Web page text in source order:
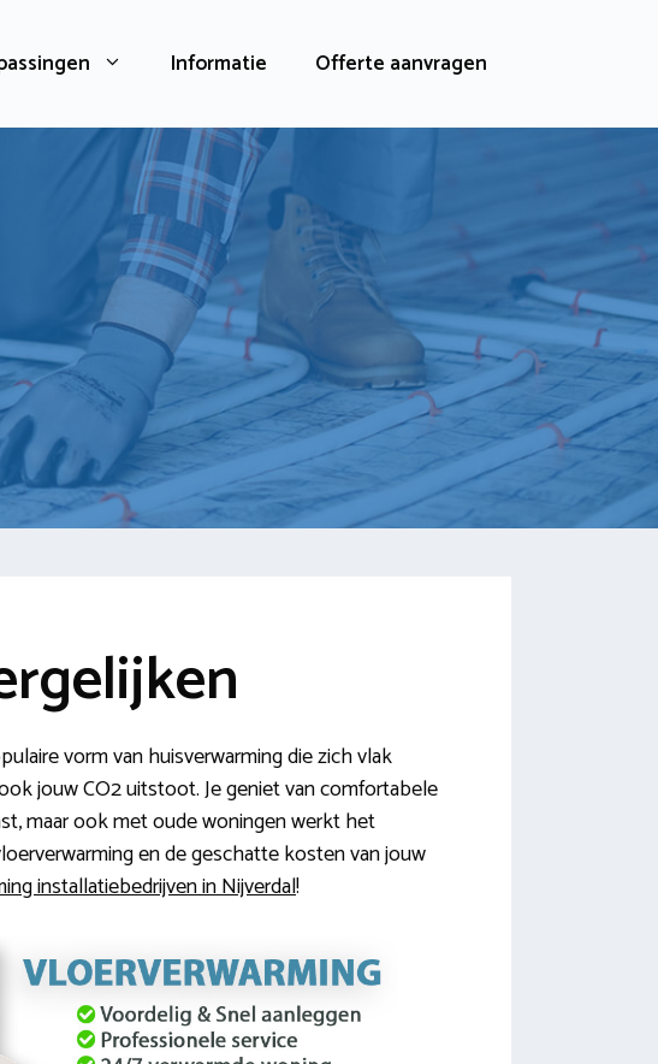
Informatie Offerte aanvragen
vorm van huisverwarming die zich vlak
jouw CO2 uitstoot. Je geniet van comfortabele
maar ook met oude woningen werkt het
en de geschatte kosten van jouw
installatiebedrijven in Nijverdal!